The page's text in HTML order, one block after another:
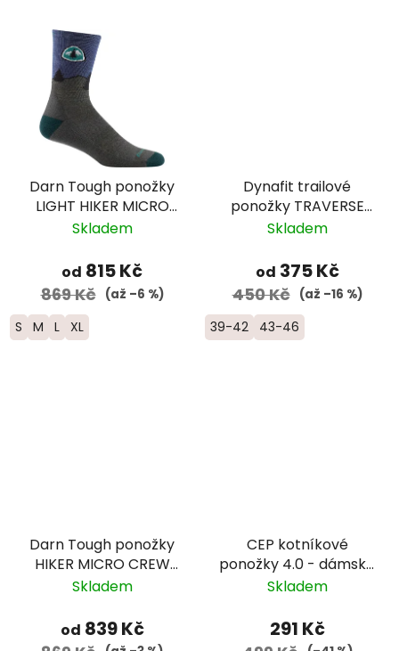
Darn Tough ponožky
LIGHT HIKER MICRO
CREW Lightweight
pánské -
modré/zelené
Skladem
od 815 Kč
869 Kč (až –6 %)
S M L XL
Dynafit trailové
ponožky TRAVERSE
CREW -
Skladem
od 375 Kč
450 Kč (až –16 %)
39-42 43-46
Darn Tough ponožky
HIKER MICRO CREW
Midweight Merino -
Skladem
od 839 Kč
CEP kotníkové
ponožky 4.0 - dámské
- růžová
Skladem
291 Kč